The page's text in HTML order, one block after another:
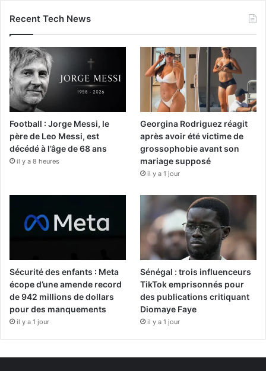
Recent Tech News
Football : Jorge Messi, le
père de Leo Messi, est
décédé à l’âge de 68 ans
il y a 8 heures
Georgina Rodriguez réagit
après avoir été victime de
grossophobie avant son
mariage supposé
il y a 1 jour
Sécurité des enfants : Meta
écope d’une amende record
de 942 millions de dollars
pour des manquements
il y a 1 jour
Sénégal : trois influenceurs
TikTok emprisonnés pour
des publications critiquant
Diomaye Faye
il y a 1 jour